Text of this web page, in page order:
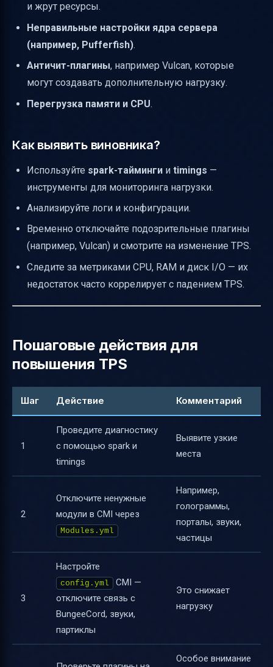
и жрут ресурсы.
Неправильные настройки ядра сервера
(например, Pufferfish).
Античит-плагины, например Vulcan, которые
могут создавать дополнительную нагрузку.
Перегрузка памяти и CPU.
Как выявить виновника?
Используйте spark-тайминги и timings —
инструменты для мониторинга нагрузки.
Анализируйте логи и конфигурации.
Временно отключайте подозрительные плагины
(например, Vulcan) и смотрите на изменение TPS.
Следите за метриками CPU, RAM и диск I/O — их
недостаток часто коррелирует с падением TPS.
Пошаговые действия для
повышения TPS
Шаг Действие Комментарий
1
Проведите диагностику
с помощью spark и
timings
Выявите узкие
места
2
Отключите ненужные
модули в CMI через
Modules.yml
Например,
голограммы,
порталы, звуки,
частицы
3
Настройте
config.yml
CMI —
отключите связь с
BungeeCord, звуки,
партиклы
Это снижает
нагрузку
Особое внимание